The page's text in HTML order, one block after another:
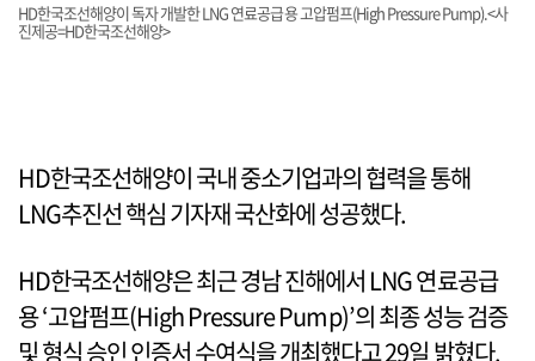
HD한국조선해양이 독자 개발한 LNG 연료공급용 고압펌프(High Pressure Pump).<사
진제공=HD한국조선해양>
HD한국조선해양이 국내 중소기업과의 협력을 통해
LNG추진선 핵심 기자재 국산화에 성공했다.
HD한국조선해양은 최근 경남 진해에서 LNG 연료공급
용 ‘고압펌프(High Pressure Pump)’의 최종 성능 검증
및 형식 승인 인증서 수여식을 개최했다고 29일 밝혔다.